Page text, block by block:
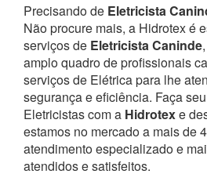
Precisando de Eletricista
Não procure mais, a Hidrotex é
serviços de Eletricista Caninde
amplo quadro de profissionais
serviços de Elétrica para lhe
segurança e eficiência. Faça
Eletricistas com a Hidrotexe
estamos no mercado a mais de
atendimento especializado e
atendidos e satisfeitos.